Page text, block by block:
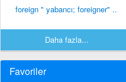
foreign " yabancı; foreigner" ..
Daha fazla...
Favoriler